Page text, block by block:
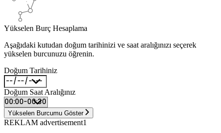
Yükselen Burç Hesaplama
Aşağıdaki kutudan doğum tarihinizi ve saat aralığınızı seçerek
yükselen burcunuzu öğrenin.
Doğum Tarihiniz
Doğum Saat Aralığınız
Yükselen Burcumu Göster
REKLAM advertisement1